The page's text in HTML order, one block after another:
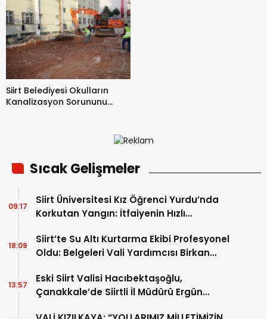
Siirt Belediyesi Okulların
Kanalizasyon Sorununu
Sıcak Gelişmeler
Siirt Üniversitesi Kız Öğrenci Yurdu’nda
Korkutan Yangın: İtfaiyenin Hızlı
09:17
Siirt’te Su Altı Kurtarma Ekibi Profesyonel
Oldu: Belgeleri Vali Yardımcısı Birkan
18:09
Eski Siirt Valisi Hacıbektaşoğlu,
Çanakkale’de Siirtli İl Müdürü Ergün
13:57